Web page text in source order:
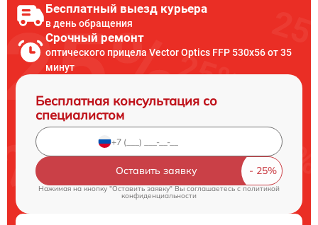
Бесплатный выезд курьера
в день обращения
Срочный ремонт
оптического прицела Vector Optics FFP 530x56 от 35
минут
Бесплатная консультация со
специалистом
Оставить заявку
Нажимая на кнопку "Оставить заявку" Вы соглашаетесь c политикой
конфиденциальности